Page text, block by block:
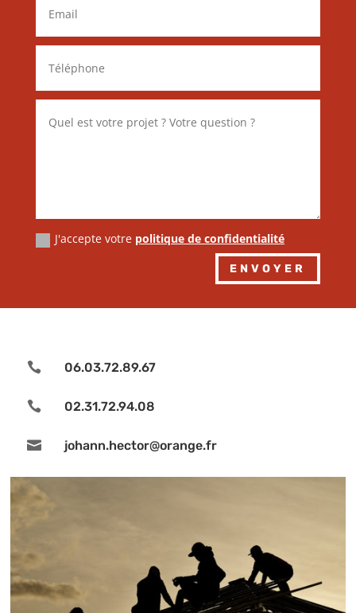
J'accepte votre politique de confidentialité
ENVOYER
 06.03.72.89.67
 02.31.72.94.08
 johann.hector@orange.fr